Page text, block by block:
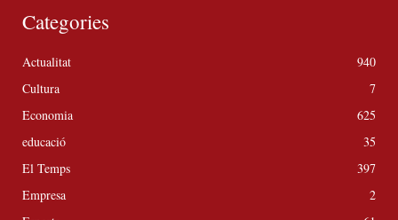
Categories
Actualitat
940
Cultura
7
Economia
625
educació
35
El Temps
397
Empresa
2